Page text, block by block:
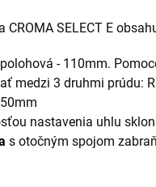
CROMA SELECT E
- 110mm.
medzi 3 druhmi prúdu:
nastavenia uhlu
s otočným spojom